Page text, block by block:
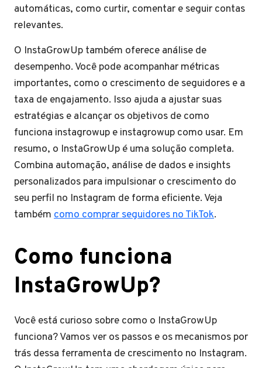
automáticas, como curtir, comentar e seguir contas
relevantes.
O InstaGrowUp também oferece análise de
desempenho. Você pode acompanhar métricas
importantes, como o crescimento de seguidores e a
taxa de engajamento. Isso ajuda a ajustar suas
estratégias e alcançar os objetivos de como
funciona instagrowup e instagrowup como usar. Em
resumo, o InstaGrowUp é uma solução completa.
Combina automação, análise de dados e insights
personalizados para impulsionar o crescimento do
seu perfil no Instagram de forma eficiente. Veja
também como comprar seguidores no TikTok.
Como funciona
InstaGrowUp?
Você está curioso sobre como o InstaGrowUp
funciona? Vamos ver os passos e os mecanismos por
trás dessa ferramenta de crescimento no Instagram.